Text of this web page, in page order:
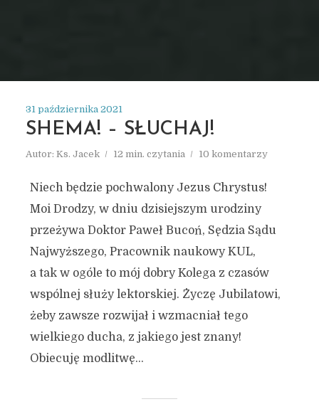
31 października 2021
SHEMA! – SŁUCHAJ!
Autor: Ks. Jacek 12 min. czytania 10 komentarzy
Niech będzie pochwalony Jezus Chrystus!
Moi Drodzy, w dniu dzisiejszym urodziny
przeżywa Doktor Paweł Bucoń, Sędzia Sądu
Najwyższego, Pracownik naukowy KUL,
a tak w ogóle to mój dobry Kolega z czasów
wspólnej służy lektorskiej. Życzę Jubilatowi,
żeby zawsze rozwijał i wzmacniał tego
wielkiego ducha, z jakiego jest znany!
Obiecuję modlitwę...